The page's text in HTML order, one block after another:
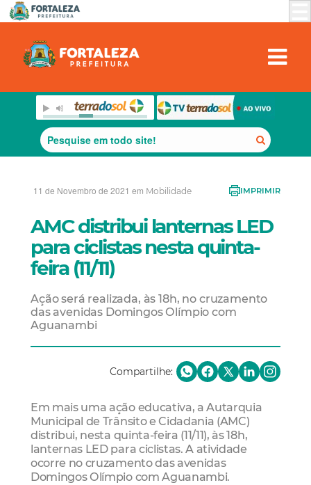
11 de Novembro de 2021 em Mobilidade IMPRIMIR
AMC distribui lanternas LED
para ciclistas nesta quinta-
feira (11/11)
Ação será realizada, às 18h, no cruzamento
das avenidas Domingos Olímpio com
Aguanambi
Compartilhe:
Em mais uma ação educativa, a Autarquia
Municipal de Trânsito e Cidadania (AMC)
distribui, nesta quinta-feira (11/11), às 18h,
lanternas LED para ciclistas. A atividade
ocorre no cruzamento das avenidas
Domingos Olímpio com Aguanambi.